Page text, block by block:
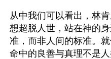
从中我们可以看出，林
想超脱人世，站在神的
准，而非人间的标准。
命中的良善与真理不是